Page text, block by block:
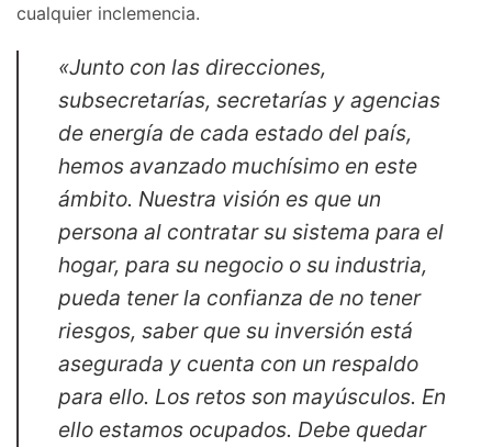
cualquier inclemencia.
«Junto con las direcciones,
subsecretarías, secretarías y agencias
de energía de cada estado del país,
hemos avanzado muchísimo en este
ámbito. Nuestra visión es que un
persona al contratar su sistema para el
hogar, para su negocio o su industria,
pueda tener la confianza de no tener
riesgos, saber que su inversión está
asegurada y cuenta con un respaldo
para ello. Los retos son mayúsculos. En
ello estamos ocupados. Debe quedar